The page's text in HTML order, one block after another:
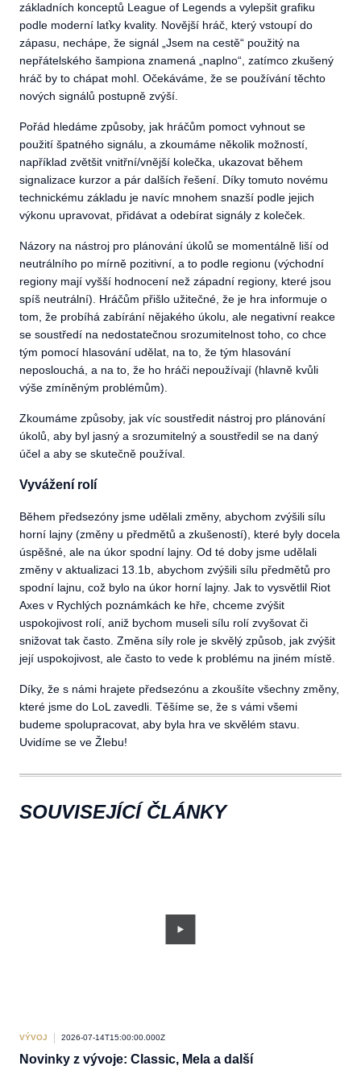
základních konceptů League of Legends a vylepšit grafiku
podle moderní laťky kvality. Novější hráč, který vstoupí do
zápasu, nechápe, že signál „Jsem na cestě“ použitý na
nepřátelského šampiona znamená „naplno“, zatímco zkušený
hráč by to chápat mohl. Očekáváme, že se používání těchto
nových signálů postupně zvýší.
Pořád hledáme způsoby, jak hráčům pomoct vyhnout se
použití špatného signálu, a zkoumáme několik možností,
například zvětšit vnitřní/vnější kolečka, ukazovat během
signalizace kurzor a pár dalších řešení. Díky tomuto novému
technickému základu je navíc mnohem snazší podle jejich
výkonu upravovat, přidávat a odebírat signály z koleček.
Názory na nástroj pro plánování úkolů se momentálně liší od
neutrálního po mírně pozitivní, a to podle regionu (východní
regiony mají vyšší hodnocení než západní regiony, které jsou
spíš neutrální). Hráčům přišlo užitečné, že je hra informuje o
tom, že probíhá zabírání nějakého úkolu, ale negativní reakce
se soustředí na nedostatečnou srozumitelnost toho, co chce
tým pomocí hlasování udělat, na to, že tým hlasování
neposlouchá, a na to, že ho hráči nepoužívají (hlavně kvůli
výše zmíněným problémům).
Zkoumáme způsoby, jak víc soustředit nástroj pro plánování
úkolů, aby byl jasný a srozumitelný a soustředil se na daný
účel a aby se skutečně používal.
Vyvážení rolí
Během předsezóny jsme udělali změny, abychom zvýšili sílu
horní lajny (změny u předmětů a zkušeností), které byly docela
úspěšné, ale na úkor spodní lajny. Od té doby jsme udělali
změny v aktualizaci 13.1b, abychom zvýšili sílu předmětů pro
spodní lajnu, což bylo na úkor horní lajny. Jak to vysvětlil Riot
Axes v Rychlých poznámkách ke hře, chceme zvýšit
uspokojivost rolí, aniž bychom museli sílu rolí zvyšovat či
snižovat tak často. Změna síly role je skvělý způsob, jak zvýšit
její uspokojivost, ale často to vede k problému na jiném místě.
Díky, že s námi hrajete předsezónu a zkoušíte všechny změny,
které jsme do LoL zavedli. Těšíme se, že s vámi všemi
budeme spolupracovat, aby byla hra ve skvělém stavu.
Uvidíme se ve Žlebu!
SOUVISEJÍCÍ ČLÁNKY
VÝVOJ 2026-07-14T15:00:00.000Z
Novinky z vývoje: Classic, Mela a další